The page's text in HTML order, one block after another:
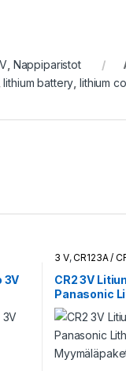
Nappiparistot
,lithium battery ,lithium
3V
3 V,CR123A /
CR2 3V
Panasonic
–